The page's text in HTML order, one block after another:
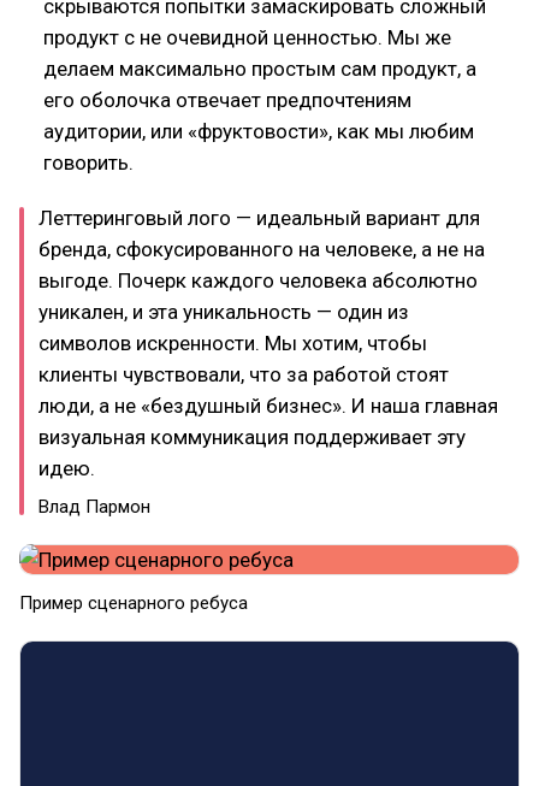
скрываются попытки замаскировать сложный
продукт с не очевидной ценностью. Мы же
делаем максимально простым сам продукт, а
его оболочка отвечает предпочтениям
аудитории, или «фруктовости», как мы любим
говорить.
Леттеринговый лого — идеальный вариант для
бренда, сфокусированного на человеке, а не на
выгоде. Почерк каждого человека абсолютно
уникален, и эта уникальность — один из
символов искренности. Мы хотим, чтобы
клиенты чувствовали, что за работой стоят
люди, а не «бездушный бизнес». И наша главная
визуальная коммуникация поддерживает эту
идею.
Влад Пармон
Пример сценарного ребуса